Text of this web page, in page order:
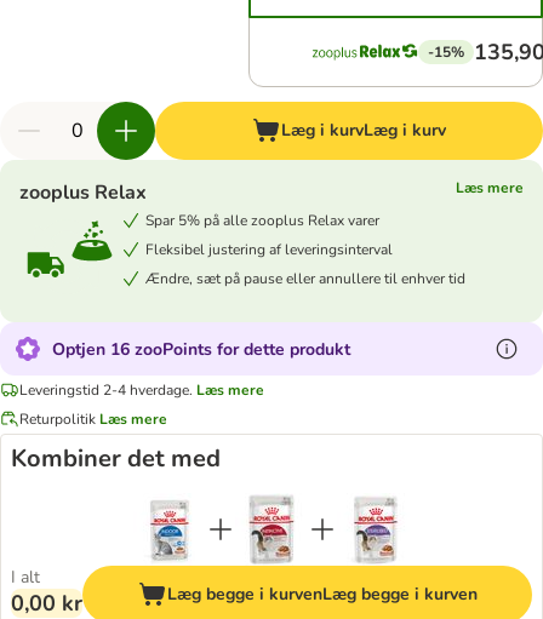
-15%
Læg i kurvLæg i kurv
zooplus Relax
Læs mere
Spar 5% på alle zooplus Relax varer
Fleksibel justering af leveringsinterval
Ændre, sæt på pause eller annullere til enhver tid
Optjen 16 zooPoints for dette produkt
Leveringstid 2-4 hverdage. Læs mere
Returpolitik Læs mere
Kombiner det med
I alt
0,00 kr Læg begge i kurvenLæg begge i kurven